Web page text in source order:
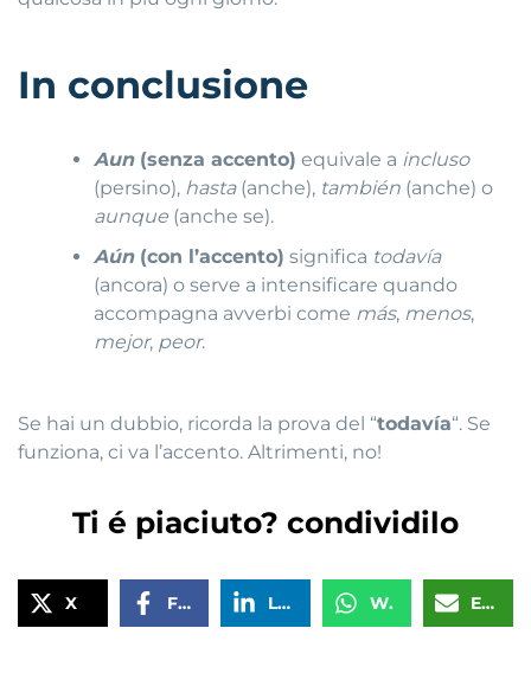
In conclusione
Aun(senza accento) equivale a incluso
(persino), hasta(anche), también (anche) o
aunque (anche se).
Aún(con l’accento) significa todavía
(ancora) o serve a intensificare quando
accompagna avverbi come más, menos,
mejor, peor.
Se hai un dubbio, ricorda la prova del “todavía“. Se
funziona, ci va l’accento. Altrimenti, no!
Ti é piaciuto? condividilo
X Facebook LinkedIn WhatsApp Email